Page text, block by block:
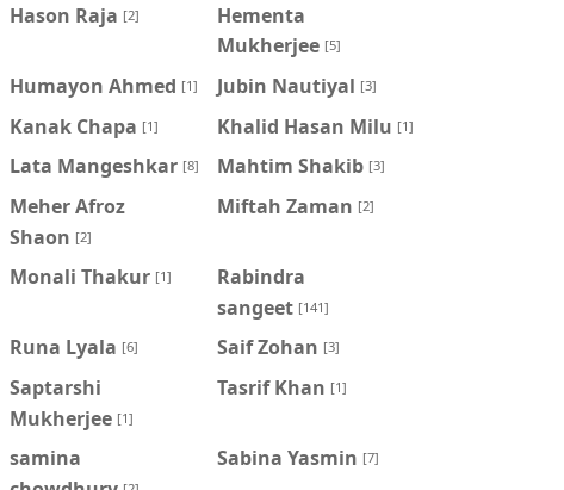
Hason Raja [2]
Hementa
Mukherjee [5]
Humayon Ahmed [1] Jubin Nautiyal [3]
Kanak Chapa [1] Khalid Hasan Milu [1]
Lata Mangeshkar [8] Mahtim Shakib [3]
Meher Afroz
Shaon [2]
Miftah Zaman [2]
Monali Thakur [1]
Rabindra
sangeet [141]
Runa Lyala [6] Saif Zohan [3]
Saptarshi
Mukherjee [1]
Tasrif Khan [1]
samina
‍Sabina Yasmin [7]